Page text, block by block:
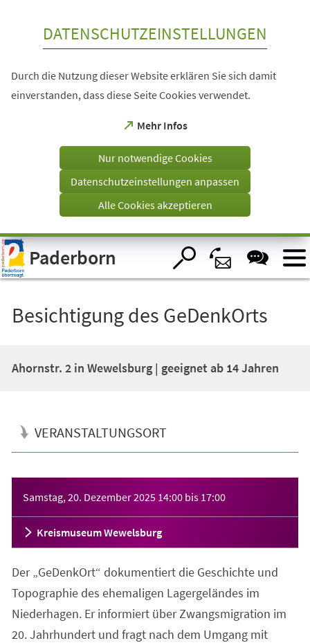
Visuelle
Assistenzsoftware
öffnen.
DATENSCHUTZEINSTELLUNGEN
Durch die Nutzung dieser Website erklären Sie sich damit
einverstanden, dass diese Seite Cookies verwendet.
Mehr Infos
(Öffnet
einem
Tab)
Nur notwendige Cookies
Datenschutzeinstellungen anpassen
Alle Cookies akzeptieren
Paderborn
Besichtigung des GeDenkOrts
Ahornstr. 2 in Wewelsburg | geeignet ab 14 Jahren
VERANSTALTUNGSORT
Samstag, 20. Dezember 2025 14:00 bis 17:00
Kreismuseum Wewelsburg
Der „GeDenkOrt“ dokumentiert die Geschichte und
Topographie des ehemaligen Lagergeländes im
Niederhagen. Er informiert über Zwangsmigration im
20. Jahrhundert und fragt nach dem Umgang mit